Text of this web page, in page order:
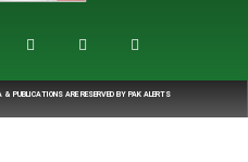
PUBLICATIONS ARE RESERVED BY PAK ALERTS